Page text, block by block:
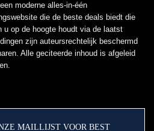
moderne alles-in-één
die de beste deals biedt die
u op de hoogte houdt via de laatst
zijn auteursrechtelijk beschermd
Alle geciteerde inhoud is afgeleid
MAILLIJST VOOR BEST